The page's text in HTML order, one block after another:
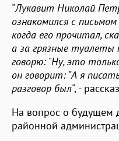
"Лукавит Николай
ознакомился с
когда его прочитал,
а за грязные туалеты
говорю: "Ну, это
он говорит: "А я
разговор был", -
На вопрос о будущем
районной